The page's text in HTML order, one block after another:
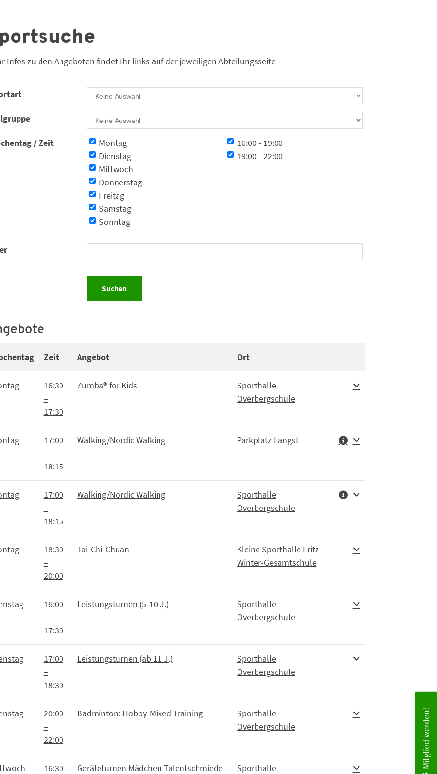
Infos zu den Angeboten findet Ihr links auf der jeweiligen Abteilungsseite
/ Zeit Wochentag
Montag
Dienstag
Mittwoch
Donnerstag
Freitag
Samstag
Sonntag
Zeit16:00 - 19:00
19:00 - 22:00
Zeit Angebot
Ort
Weitere Informationen
16:30
–
17:30
Zumba® for Kids
Sporthalle
Overbergschule
17:00
–
18:15
Walking/Nordic Walking Parkplatz Langst
17:00
–
18:15
Walking/Nordic Walking
Sporthalle
Overbergschule
18:30
–
20:00
Tai-Chi-Chuan
Kleine Sporthalle Fritz-
Winter-Gesamtschule
16:00
–
17:30
Leistungsturnen (5-10 J.)
Sporthalle
Overbergschule
17:00
–
18:30
Leistungsturnen (ab 11 J.)
Sporthalle
Overbergschule
20:00
–
22:00
Badminton: Hobby-Mixed Training
Sporthalle
Overbergschule
16:30
Geräteturnen Mädchen Talentschmiede
Sporthalle
Mitglied werden!